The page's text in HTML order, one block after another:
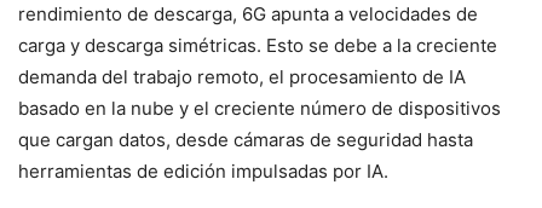
rendimiento de descarga, 6G apunta a velocidades de
carga y descarga simétricas. Esto se debe a la creciente
demanda del trabajo remoto, el procesamiento de IA
basado en la nube y el creciente número de dispositivos
que cargan datos, desde cámaras de seguridad hasta
herramientas de edición impulsadas por IA.